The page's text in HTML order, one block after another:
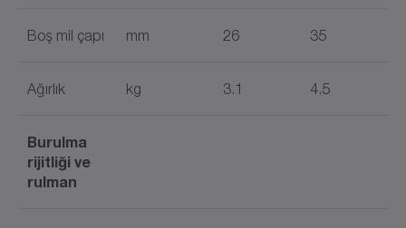
Boş mil çapı mm 26 35
Ağırlık kg 3.1 4.5
Burulma
rijitliği ve
rulman